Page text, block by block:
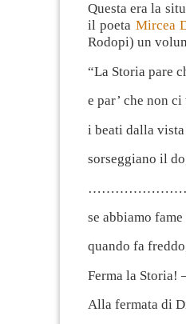
Questa era la
il poeta Mircea
Rodopi) un
“La Storia pare
e par’ che non
i beati dalla
sorseggiano il
se abbiamo
quando fa
Ferma la Storia!
Alla fermata di